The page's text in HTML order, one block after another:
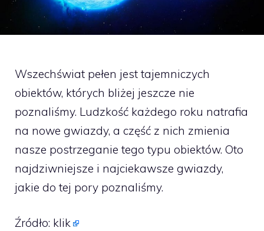
Wszechświat pełen jest tajemniczych
obiektów, których bliżej jeszcze nie
poznaliśmy. Ludzkość każdego roku natrafia
na nowe gwiazdy, a część z nich zmienia
nasze postrzeganie tego typu obiektów. Oto
najdziwniejsze i najciekawsze gwiazdy,
jakie do tej pory poznaliśmy.
Źródło: klik